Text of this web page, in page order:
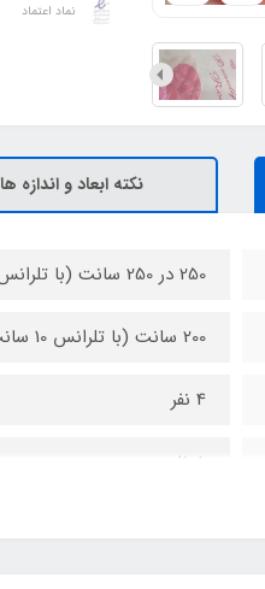
نماد اعتماد
نکته ابعاد و اندازه ها
250 در 250 سانت (با تلرانس دوخت 10 سانت)
200 سانت (با تلرانس 10 سانت)
4 نفر
8 نفر